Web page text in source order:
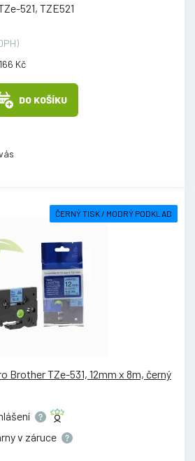
521, TZE521
Kč
DO KOŠÍKU
ČERNÝ TISK / MODRÝ PODKLAD
Brother TZe-531, 12mm x 8m, černý
v záruce